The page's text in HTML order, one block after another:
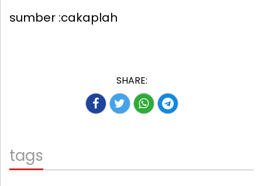
sumber :cakaplah
SHARE:
tags